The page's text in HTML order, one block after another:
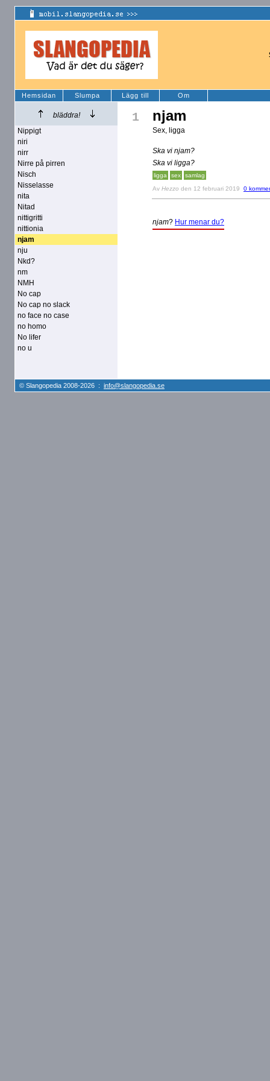
Hemsidan Slumpa Lägg till Om
bläddra!
Nippigt
niri
nirr
Nirre på pirren
Nisch
Nisselasse
nita
Nitad
nittigritti
nittionia
njam
nju
Nkd?
nm
NMH
No cap
No cap no slack
no face no case
no homo
No lifer
no u
1 njam
Sex, ligga
Ska vi njam?
Ska vi ligga?
ligga sex samlag
Av Hezzo den 12 februari 2019 0
njam? Hur menar du?
© Slangopedia 2008-2026 : info@slangopedia.se